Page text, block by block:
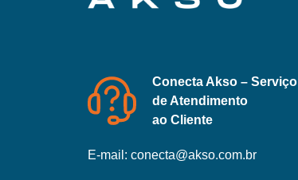
Conecta Akso – Serviço
de Atendimento
ao Cliente
E-mail: conecta@akso.com.br